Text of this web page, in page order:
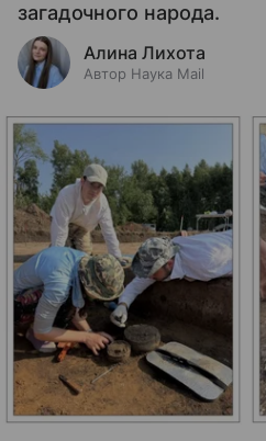
загадочного народа.
Алина Лихота
Автор Наука Mail